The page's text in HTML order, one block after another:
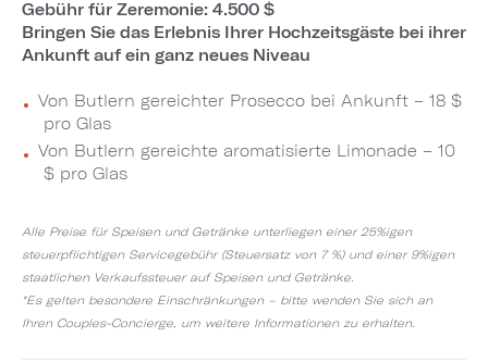
Gebühr für Zeremonie: 4.500 $
Bringen Sie das Erlebnis Ihrer Hochzeitsgäste bei ihrer
Ankunft auf ein ganz neues Niveau
Von Butlern gereichter Prosecco bei Ankunft – 18 $
pro Glas
Von Butlern gereichte aromatisierte Limonade – 10
$ pro Glas
Alle Preise für Speisen und Getränke unterliegen einer 25%igen
steuerpflichtigen Servicegebühr (Steuersatz von 7 %) und einer 9%igen
staatlichen Verkaufssteuer auf Speisen und Getränke.
*Es gelten besondere Einschränkungen – bitte wenden Sie sich an
Ihren Couples-Concierge, um weitere Informationen zu erhalten.